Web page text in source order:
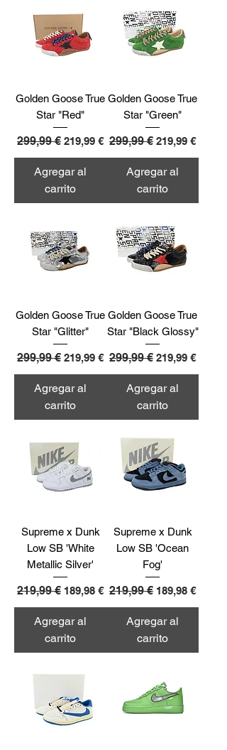
Golden Goose True
Star "Red"
Precio
299,99 € Precio de oferta
219,99 €
Agregar al
carrito
Golden Goose True
Star "Green"
Precio
299,99 € Precio de
219,99 €
Agregar al
carrito
Golden Goose True
Star "Glitter"
Precio
299,99 € Precio de oferta
219,99 €
Agregar al
carrito
Golden Goose True
Star "Black Glossy"
Precio
299,99 € Precio de
219,99 €
Agregar al
carrito
Supreme x Dunk
Low SB 'White
Metallic Silver'
Precio
219,99 € Precio de oferta
189,98 €
Agregar al
carrito
Supreme x Dunk
Low SB 'Ocean
Fog'
Precio
219,99 € Precio de
189,98 €
Agregar al
carrito